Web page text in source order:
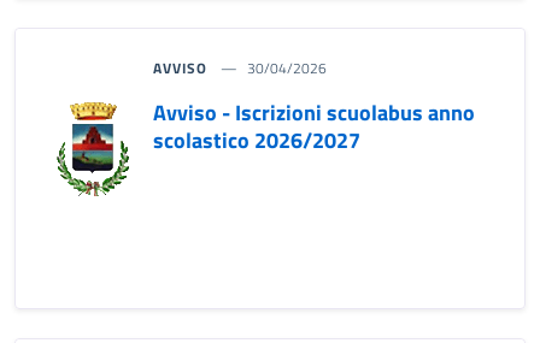
AVVISO 30/04/2026
Avviso - Iscrizioni scuolabus anno
scolastico 2026/2027